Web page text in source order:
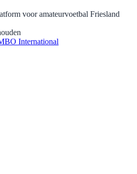
voor amateurvoetbal Friesland
International